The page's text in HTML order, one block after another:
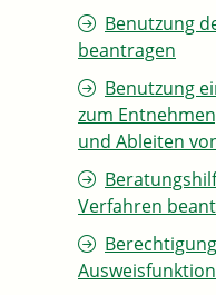
Benutzung
beantragen
Benutzung
zum
und Ableiten
Verfahren